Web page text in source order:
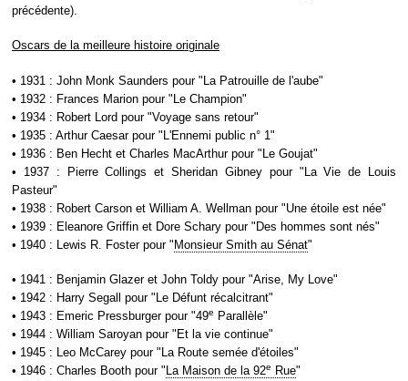
précédente).
Oscars de la meilleure histoire originale
• 1931 : John Monk Saunders pour "La Patrouille de l'aube"
• 1932 : Frances Marion pour "Le Champion"
• 1934 : Robert Lord pour "Voyage sans retour"
• 1935 : Arthur Caesar pour "L'Ennemi public n° 1"
• 1936 : Ben Hecht et Charles MacArthur pour "Le Goujat"
• 1937 : Pierre Collings et Sheridan Gibney pour "La Vie de Louis
Pasteur"
• 1938 : Robert Carson et William A. Wellman pour "Une étoile est née"
• 1939 : Eleanore Griffin et Dore Schary pour "Des hommes sont nés"
• 1940 : Lewis R. Foster pour "Monsieur Smith au Sénat"
• 1941 : Benjamin Glazer et John Toldy pour "Arise, My Love"
• 1942 : Harry Segall pour "Le Défunt récalcitrant"
• 1943 : Emeric Pressburger pour "49e
Parallèle"
• 1944 : William Saroyan pour "Et la vie continue"
• 1945 : Leo McCarey pour "La Route semée d'étoiles"
• 1946 : Charles Booth pour " La Maison de la 92e Rue"